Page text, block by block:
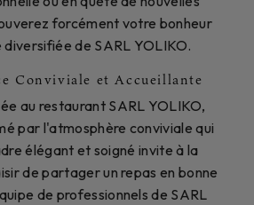
forcément votre bonheur
de SARL YOLIKO.
Conviviale et Accueillante
au restaurant SARL YOLIKO,
par l'atmosphère conviviale qui
élégant et soigné invite à la
de partager un repas en bonne
de professionnels de SARL